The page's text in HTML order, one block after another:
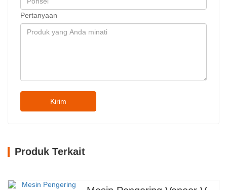
Pertanyaan
Kirim
Produk Terkait